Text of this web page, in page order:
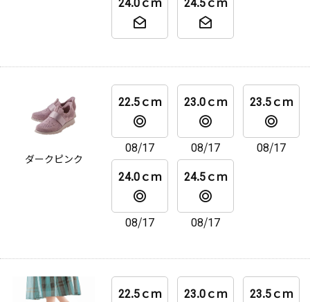
ダークピンク
22.5ｃｍ
08/17
23.0ｃｍ
08/17
23.5ｃｍ
08/17
24.0ｃｍ
08/17
24.5ｃｍ
08/17
22.5ｃｍ 23.0ｃｍ 23.5ｃｍ